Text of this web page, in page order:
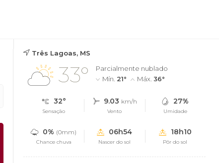
Três Lagoas, MS
33°
Parcialmente nublado
Mín. 21° Máx. 36°
32°
Sensação
9.03 km/h
Vento
27%
Umidade
0% (0mm)
Chance chuva
06h54
Nascer do sol
18h10
Pôr do sol